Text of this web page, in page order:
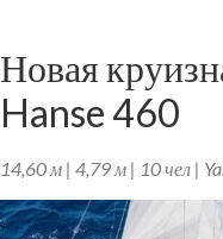
Новая
Hanse 460
14,60 м | 4,79 м | 10 чел |